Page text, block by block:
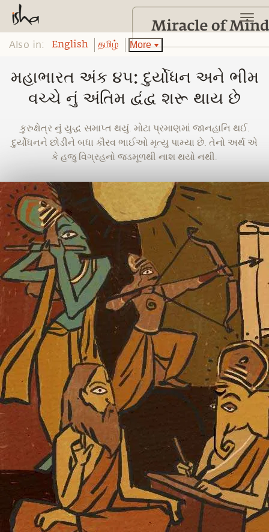
Also in: English தமிழ் More
મહાભારત અંક ૪૫: દુર્યોધન અને ભીમ
વચ્ચે નું અંતિમ દ્વંદ્વ શરૂ થાય છે
કુરુક્ષેત્ર નું યુદ્ધ સમાપ્ત થયું. મોટા પ્રમાણમાં જાનહાનિ થઈ.
દુર્યોધનને છોડીને બધા કૌરવ ભાઈઓ મૃત્યુ પામ્યા છે. તેનો અર્થ એ
કે હજુ વિગ્રહનો જડમૂળથી નાશ થયો નથી.